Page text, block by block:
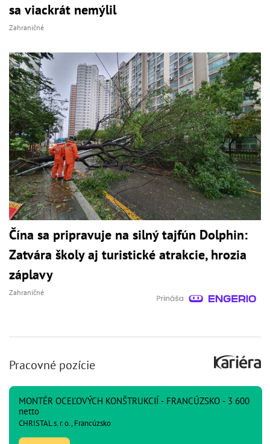
sa viackrát nemýlil
Zahraničné
Čína sa pripravuje na silný tajfún Dolphin:
Zatvára školy aj turistické atrakcie, hrozia
záplavy
Zahraničné
Pracovné pozície
MONTÉR OCEĽOVÝCH KONŠTRUKCIÍ - FRANCÚZSKO - 3 600
netto
CHRISTAL s. r. o., Francúzsko